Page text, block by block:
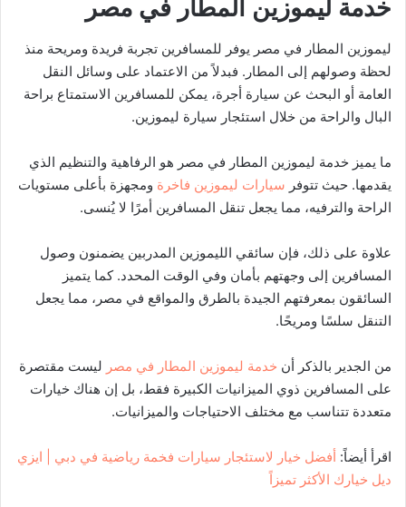
خدمة ليموزين المطار في مصر
ليموزين المطار في مصر يوفر للمسافرين تجربة فريدة ومريحة منذ
لحظة وصولهم إلى المطار. فبدلاً من الاعتماد على وسائل النقل
العامة أو البحث عن سيارة أجرة، يمكن للمسافرين الاستمتاع براحة
البال والراحة من خلال استئجار سيارة ليموزين.
ما يميز خدمة ليموزين المطار في مصر هو الرفاهية والتنظيم الذي
يقدمها. حيث تتوفر سيارات ليموزين فاخرة ومجهزة بأعلى مستويات
الراحة والترفيه، مما يجعل تنقل المسافرين أمرًا لا يُنسى.
علاوة على ذلك، فإن سائقي الليموزين المدربين يضمنون وصول
المسافرين إلى وجهتهم بأمان وفي الوقت المحدد. كما يتميز
السائقون بمعرفتهم الجيدة بالطرق والمواقع في مصر، مما يجعل
التنقل سلسًا ومريحًا.
من الجدير بالذكر أن خدمة ليموزين المطار في مصر ليست مقتصرة
على المسافرين ذوي الميزانيات الكبيرة فقط، بل إن هناك خيارات
متعددة تتناسب مع مختلف الاحتياجات والميزانيات.
اقرأ أيضاً: أفضل خيار لاستئجار سيارات فخمة رياضية في دبي | ايزي
ديل خيارك الأكثر تميزاً